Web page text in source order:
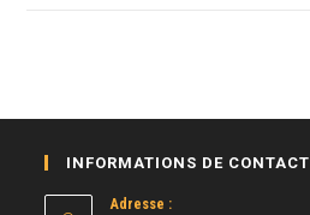
INFORMATIONS DE CONTACT
Adresse :